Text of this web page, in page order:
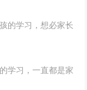
平、公正、公
的学习，想必家长
选择一些能够有
学习，一直都是家